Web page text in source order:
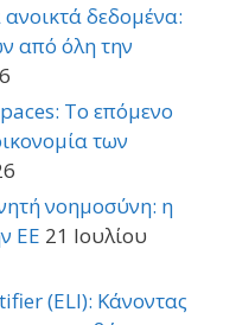
δεδομένα:
από όλη την
Το επόμενο
των
νοημοσύνη: η
ΕΕ 21 Ιουλίου
(ELI): Κάνοντας